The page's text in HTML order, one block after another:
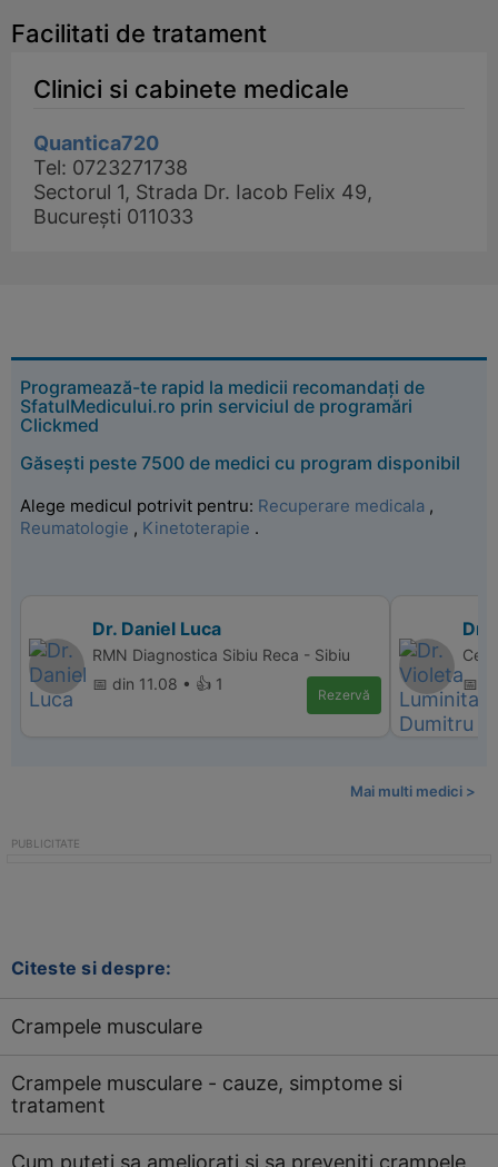
Facilitati de tratament
Clinici si cabinete medicale
Quantica720
Tel: 0723271738
Sectorul 1, Strada Dr. Iacob Felix 49,
București 011033
Programează-te rapid la medicii recomandați de
SfatulMedicului.ro prin serviciul de programări
Clickmed
Găsești peste 7500 de medici cu program disponibil
Alege medicul potrivit pentru: Recuperare medicala ,
Reumatologie , Kinetoterapie .
Dr. Daniel Luca
RMN Diagnostica Sibiu Reca - Sibiu
📅 din 11.08 • 👍 1
Rezervă
Dr.
📅
Mai multi medici >
Citeste si despre:
Crampele musculare
Crampele musculare - cauze, simptome si
tratament
Cum puteti sa ameliorati si sa preveniti crampele